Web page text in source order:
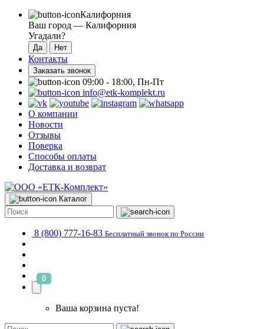
Калифорния
Ваш город — Калифорния
Угадали?
Контакты
Заказать звонок
09:00 - 18:00, Пн-Пт
info@etk-komplekt.ru
О компании
Новости
Отзывы
Поверка
Способы оплаты
Доставка и возврат
Каталог
8 (800) 777-16-83 Бесплатный звонок по России
0
Ваша корзина пуста!